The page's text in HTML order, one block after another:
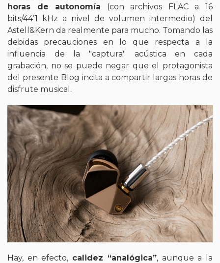
horas de autonomía (con archivos FLAC a 16
bits/44’1 kHz a nivel de volumen intermedio) del
Astell&Kern da realmente para mucho. Tomando las
debidas precauciones en lo que respecta a la
influencia de la "captura" acústica en cada
grabación, no se puede negar que el protagonista
del presente Blog incita a compartir largas horas de
disfrute musical.
Hay, en efecto, calidez “analógica”, aunque a la